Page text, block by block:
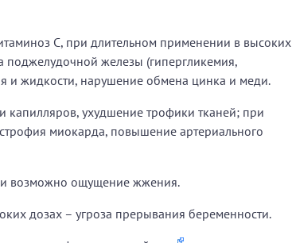
С, при длительном применении в высоких
поджелудочной железы (гипергликемия,
и жидкости, нарушение обмена цинка и меди.
ухудшение трофики тканей; при
миокарда, повышение артериального
возможно ощущение жжения.
дозах – угроза прерывания беременности.